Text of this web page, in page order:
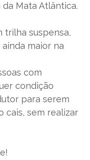
Mata Atlântica.
trilha suspensa,
maior na
com
condição
para serem
cais, sem realizar